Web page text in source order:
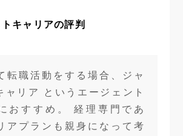
キャリアの評判
転職活動をする場合、ジャ
ャリア というエージェント
おすすめ。 経理専門であ
アプランも親身になって考